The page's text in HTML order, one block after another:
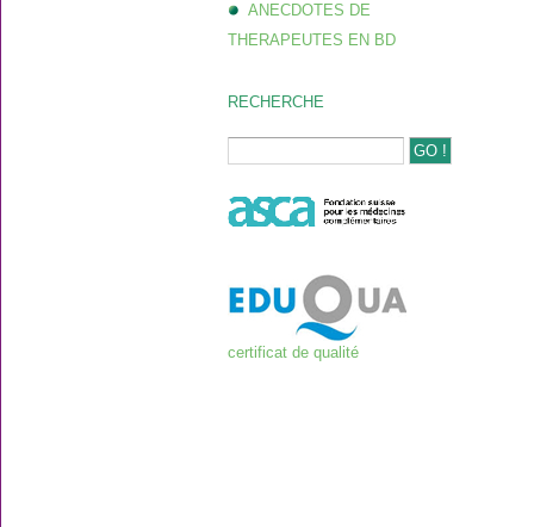
ANECDOTES DE
THERAPEUTES EN BD
RECHERCHE
certificat de qualité